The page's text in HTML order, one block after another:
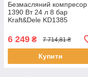
Безмасляний компресор
1390 Вт 24 л 8 бар
Kraft&Dele KD1385
для шиномонтажу
повітряний
пневмокомпресор
6 249 ₴ 7 714,81 ₴
Купити